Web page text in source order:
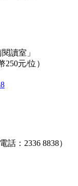
讀室」
元/位）
話：2336 8838）